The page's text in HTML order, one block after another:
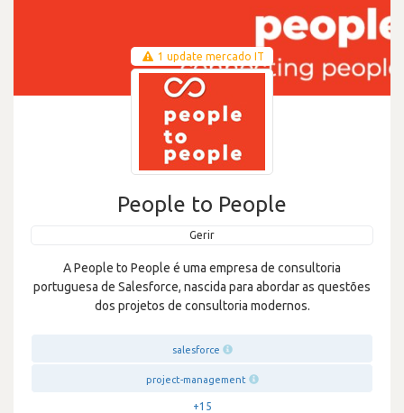
1 update mercado IT
People to People
Gerir
A People to People é uma empresa de consultoria
portuguesa de Salesforce, nascida para abordar as questões
dos projetos de consultoria modernos.
salesforce
project-management
+15